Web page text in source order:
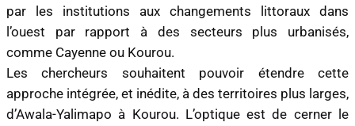
par les institutions aux changements littoraux dans
l’ouest par rapport à des secteurs plus urbanisés,
comme Cayenne ou Kourou.
Les chercheurs souhaitent pouvoir étendre cette
approche intégrée, et inédite, à des territoires plus larges,
d’Awala-Yalimapo à Kourou. L’optique est de cerner le